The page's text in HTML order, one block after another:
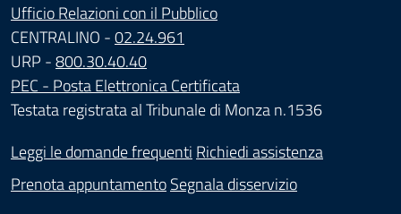
Ufficio Relazioni con il Pubblico
CENTRALINO -02.24.961
URP -800.30.40.40
PEC - Posta Elettronica Certificata
Testata registrata al Tribunale di Monza n.1536
Leggi le domande frequenti Richiedi assistenza
Prenota appuntamentoSegnala disservizio